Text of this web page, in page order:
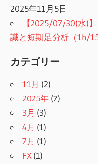
2025年11月5日
【2025/07/30(水)
識と短期足分析（1h/
カテゴリー
11月 (2)
2025年 (7)
3月 (3)
4月 (1)
7月 (1)
FX (1)